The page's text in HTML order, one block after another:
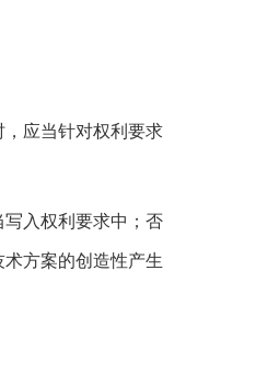
应当针对权利要求
入权利要求中；否
方案的创造性产生